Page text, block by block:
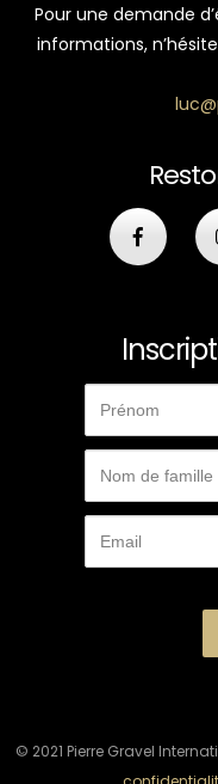
Pour une demande
informations,
© 2021 Pierre Gravel